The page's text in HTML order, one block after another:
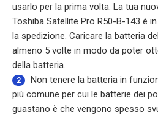
usarlo per la prima volta. La tua
Toshiba Satellite Pro R50-B-143 è
la spedizione. Caricare la batteria
almeno 5 volte in modo da poter
della batteria.
2
Non tenere la batteria in
più comune per cui le batterie dei
guastano è che vengono spesso